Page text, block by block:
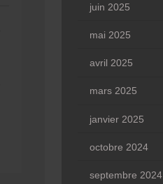
juin 2025
mai 2025
avril 2025
mars 2025
janvier 2025
octobre 2024
septembre 2024